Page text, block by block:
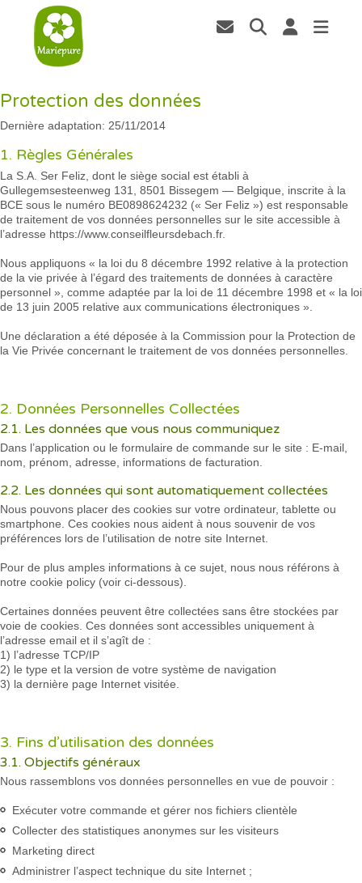
Protection des données
Dernière adaptation: 25/11/2014
1. Règles Générales
La S.A. Ser Feliz, dont le siège social est établi à
Gullegemsesteenweg 131, 8501 Bissegem — Belgique, inscrite à la
BCE sous le numéro BE0898624232 (« Ser Feliz ») est responsable
de traitement de vos données personnelles sur le site accessible à
l’adresse https://www.conseilfleursdebach.fr.
Nous appliquons « la loi du 8 décembre 1992 relative à la protection
de la vie privée à l’égard des traitements de données à caractère
personnel », comme adaptée par la loi de 11 décembre 1998 et « la loi
de 13 juin 2005 relative aux communications électroniques ».
Une déclaration a été déposée à la Commission pour la Protection de
la Vie Privée concernant le traitement de vos données personnelles.
2. Données Personnelles Collectées
2.1. Les données que vous nous communiquez
Dans l’application ou le formulaire de commande sur le site : E-mail,
nom, prénom, adresse, informations de facturation.
2.2. Les données qui sont automatiquement collectées
Nous pouvons placer des cookies sur votre ordinateur, tablette ou
smartphone. Ces cookies nous aident à nous souvenir de vos
préférences lors de l’utilisation de notre site Internet.
Pour de plus amples informations à ce sujet, nous nous référons à
notre cookie policy (voir ci-dessous).
Certaines données peuvent être collectées sans être stockées par
voie de cookies. Ces données sont accessibles uniquement à
l’adresse email et il s’agît de :
1) l’adresse TCP/IP
2) le type et la version de votre système de navigation
3) la dernière page Internet visitée.
3. Fins d’utilisation des données
3.1. Objectifs généraux
Nous rassemblons vos données personnelles en vue de pouvoir :
Exécuter votre commande et gérer nos fichiers clientèle
Collecter des statistiques anonymes sur les visiteurs
Marketing direct
Administrer l’aspect technique du site Internet ;